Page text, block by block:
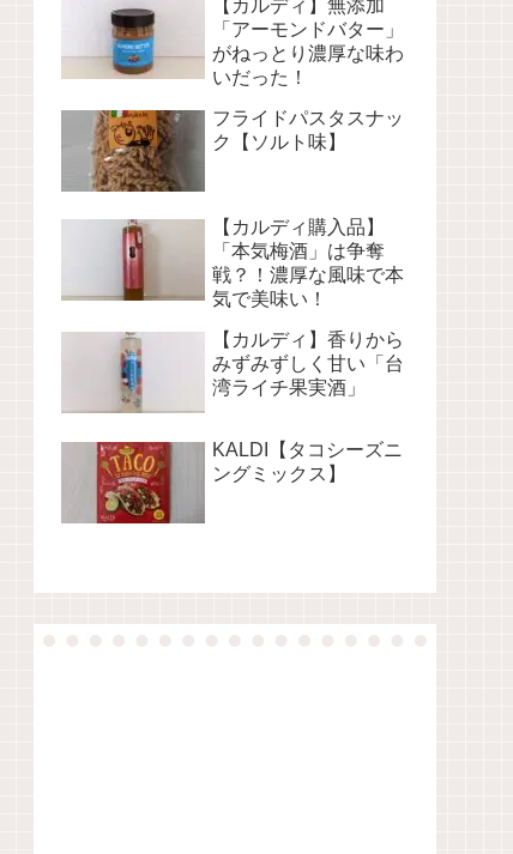
【カルディ】無添加
「アーモンドバター」
がねっとり濃厚な味わ
いだった！
フライドパスタスナッ
ク【ソルト味】
【カルディ購入品】
「本気梅酒」は争奪
戦？！濃厚な風味で本
気で美味い！
【カルディ】香りから
みずみずしく甘い「台
湾ライチ果実酒」
KALDI【タコシーズニ
ングミックス】